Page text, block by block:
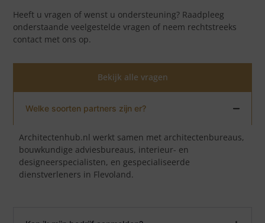
Heeft u vragen of wenst u ondersteuning? Raadpleeg
onderstaande veelgestelde vragen of neem rechtstreeks
contact met ons op.
Bekijk alle vragen
Welke soorten partners zijn er?
Architectenhub.nl werkt samen met architectenbureaus,
bouwkundige adviesbureaus, interieur- en
designeerspecialisten, en gespecialiseerde
dienstverleners in Flevoland.